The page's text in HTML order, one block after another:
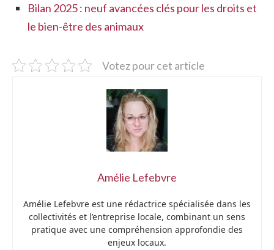
Bilan 2025 : neuf avancées clés pour les droits et
le bien-être des animaux
Votez pour cet article
Amélie Lefebvre
Amélie Lefebvre est une rédactrice spécialisée dans les
collectivités et l’entreprise locale, combinant un sens
pratique avec une compréhension approfondie des
enjeux locaux.